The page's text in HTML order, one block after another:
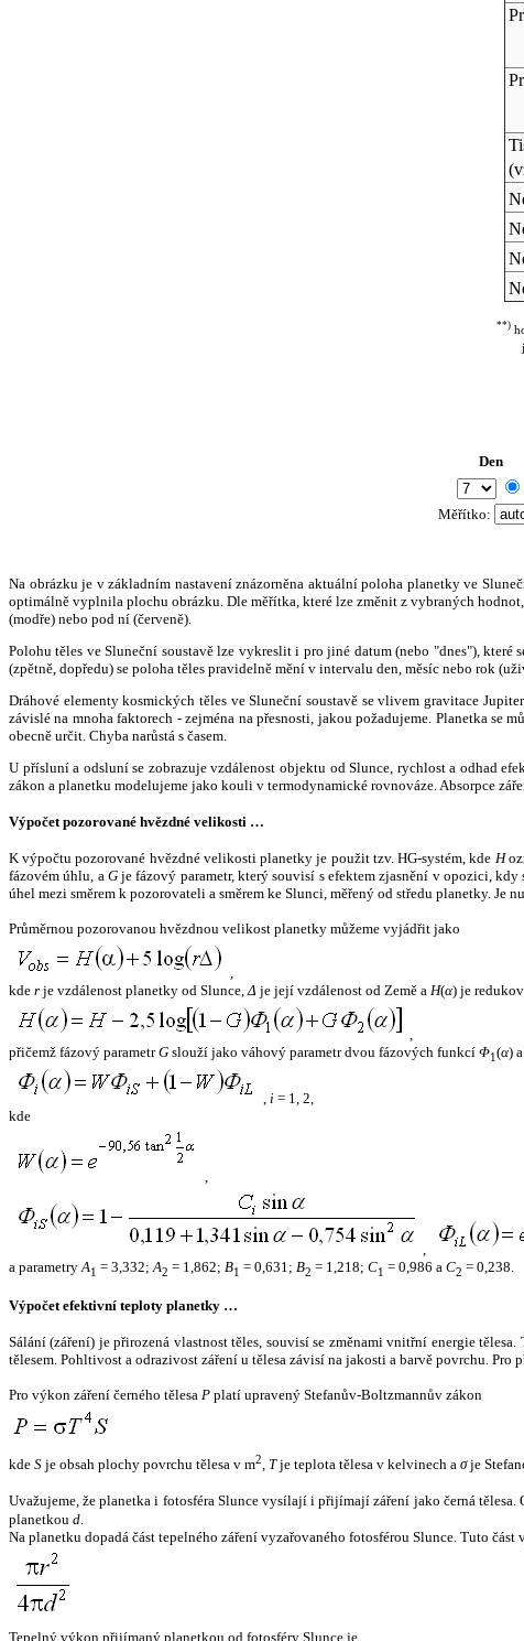
**)
Den
Měřítko:
Na obrázku je v základním nastavení znázorněna aktuální poloha planetky ve
optimálně vyplnila plochu obrázku. Dle měřítka, které lze změnit z vybraných
(modře) nebo pod ní (červeně).
Polohu těles ve Sluneční soustavě lze vykreslit i pro jiné datum (nebo "dnes"), které
(zpětně, dopředu) se poloha těles pravidelně mění v intervalu den, měsíc nebo rok
Dráhové elementy kosmických těles ve Sluneční soustavě se vlivem gravitace
závislé na mnoha faktorech - zejména na přesnosti, jakou požadujeme. Planetka
obecně určit. Chyba narůstá s časem.
U přísluní a odsluní se zobrazuje vzdálenost objektu od Slunce, rychlost a odhad
zákon a planetku modelujeme jako kouli v termodynamické rovnováze. Absorpce
Výpočet pozorované hvězdné velikosti …
K výpočtu pozorované hvězdné velikosti planetky je použit tzv. HG-systém, kde H
fázovém úhlu, a Gje fázový parametr, který souvisí s efektem zjasnění v opozici,
úhel mezi směrem k pozorovateli a směrem ke Slunci, měřený od středu planetky. Je
Průměrnou pozorovanou hvězdnou velikost planetky můžeme vyjádřit jako
,
kde r je vzdálenost planetky od Slunce,Δ je její vzdálenost od Země a H(α) je
,
přičemž fázový parametrG slouží jako váhový parametr dvou fázových funkcí Φ1(α) a
, i = 1, 2,
kde
,
,
a parametryA1 = 3,332;A2 = 1,862; B1 = 0,631; B2 = 1,218; C1 = 0,986 a C2 = 0,238.
Výpočet efektivní teploty planetky …
Sálání (záření) je přirozená vlastnost těles, souvisí se změnami vnitřní energie
tělesem. Pohltivost a odrazivost záření u tělesa závisí na jakosti a barvě povrchu.
Pro výkon záření černého tělesa P platí upravený Stefanův-Boltzmannův zákon
kde S je obsah plochy povrchu tělesa v m2, Tje teplota tělesa v kelvinech a σje
Uvažujeme, že planetka i fotosféra Slunce vysílají i přijímají záření jako černá tělesa.
planetkou d.
Na planetku dopadá část tepelného záření vyzařovaného fotosférou Slunce. Tuto
Tepelný výkon přijímaný planetkou od fotosféry Slunce je